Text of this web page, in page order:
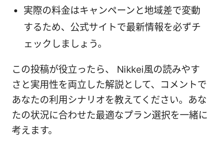
実際の料金はキャンペーンと地域差で変動
するため、公式サイトで最新情報を必ずチ
ェックしましょう。
この投稿が役立ったら、 Nikkei風の読みやす
さと実用性を両立した解説として、コメントで
あなたの利用シナリオを教えてください。あな
たの状況に合わせた最適なプラン選択を一緒に
考えます。